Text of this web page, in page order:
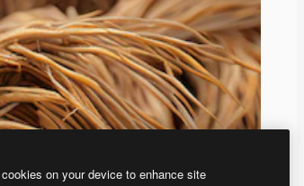
on your device to enhance site